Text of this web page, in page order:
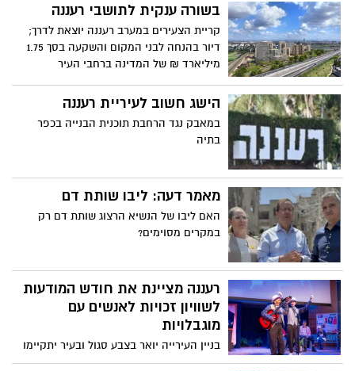
באוקטובר, בראשותו של אלוף (במיל') סמי
תורג'מן עולה התוכניות המבצעיות של פיקוד
הדרום לחסל את מוחמד דף ויחיא סינוואר
ומכת פתע יזומה ואנושה לחמאס, כבר בשנת
הכול כדי שעזה תישאר משנית ושקטה, כמעט
בכל מחיר" – המסר היה ברור – "לא ליזום
מהלך בעזה בימים של רגיעה".
בשורה ענקית לתושבי רעננה
קריית הצעירים במערב רעננה יוצאת לדרך;
דיור בהנחה לבני המקום והשקעה בסך 1.75
מיליארד ₪ של המדינה ברחבי העיר
הישג חשוב לעיריית רעננה
במאבק נגד הרחבת תוכנית הבנייה בכפר
בתיה
מאמר דעה: ליבו שותת דם
האם ליבו של הנשיא הרצוג שותת דם רק
במקרים מסוימים?
רעננה מציינת את חודש המודעות
לשוויון זכויות לאנשים עם
מוגבלויות
בניין העירייה יואר בצבע סגול ובעיר יתקיימו
שורת אירועי תרבות ופנאי בסימן הכלה ושוויון